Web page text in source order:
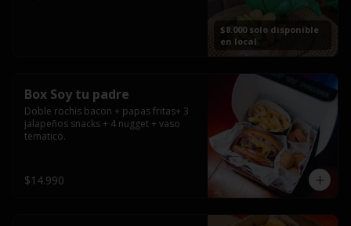
$8.000 solo disponible
en local
Box Soy tu padre
Doble rochis bacon + papas fritas+ 3
jalapeños snacks + 4 nugget + vaso
tematico.
$14.990